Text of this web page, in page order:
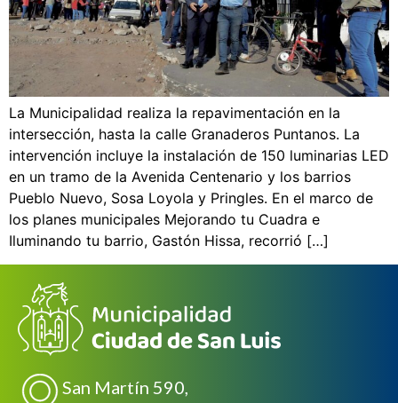
La Municipalidad realiza la repavimentación en la
intersección, hasta la calle Granaderos Puntanos. La
intervención incluye la instalación de 150 luminarias LED
en un tramo de la Avenida Centenario y los barrios
Pueblo Nuevo, Sosa Loyola y Pringles. En el marco de
los planes municipales Mejorando tu Cuadra e
Iluminando tu barrio, Gastón Hissa, recorrió […]
San Martín 590,